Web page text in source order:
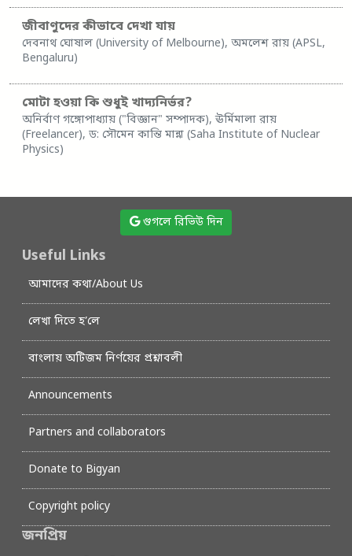
জীবাণুদের কীভাবে দেখা যায়
দেবনাথ ঘোষাল (University of Melbourne), অমলেশ রায় (APSL,
Bengaluru)
মোটা হওয়া কি শুধুই খাদ্যনির্ভর?
অনির্বাণ গঙ্গোপাধ্যায় ("বিজ্ঞান" সম্পাদক), ঊর্মিমালা রায়
(Freelancer), ড: সৌমেন কান্তি মান্না (Saha Institute of Nuclear
Physics)
গুগলে রিভিউ দিন
Useful Links
আমাদের কথা/About Us
লেখা দিতে হ’লে
বাংলায় অটিজম নির্ণয়ের প্রশ্নাবলী
Announcements
Partners and collaborators
Donate to Bigyan
Copyright policy
জনপ্রিয়